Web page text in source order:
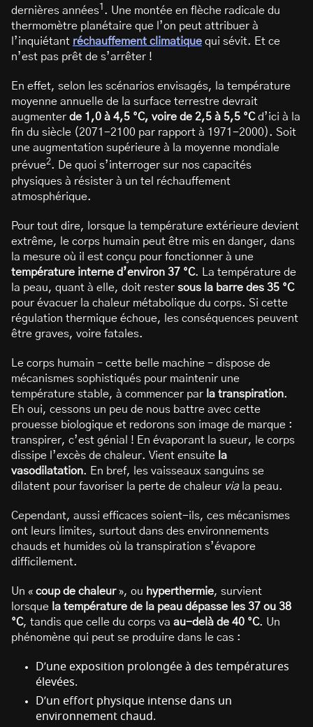
dernières années1 . Une montée en flèche radicale du
thermomètre planétaire que l’on peut attribuer à
l’inquiétant réchauffement climatique qui sévit. Et ce
n’est pas prêt de s’arrêter !
En effet, selon les scénarios envisagés, la température
moyenne annuelle de la surface terrestre devrait
augmenter de 1,0 à 4,5 °C, voire de 2,5 à 5,5 °Cd’ici à la
fin du siècle (2071-2100 par rapport à 1971-2000). Soit
une augmentation supérieure à la moyenne mondiale
prévue2. De quoi s’interroger sur nos capacités
physiques à résister à un tel réchauffement
atmosphérique.
Pour tout dire, lorsque la température extérieure devient
extrême, le corps humain peut être mis en danger, dans
la mesure où il est conçu pour fonctionner à une
température interne d’environ 37 °C. La température de
la peau, quant à elle, doit rester sous la barre des 35 °C
pour évacuer la chaleur métabolique du corps. Si cette
régulation thermique échoue, les conséquences peuvent
être graves, voire fatales.
Le corps humain – cette belle machine – dispose de
mécanismes sophistiqués pour maintenir une
température stable, à commencer par la transpiration.
Eh oui, cessons un peu de nous battre avec cette
prouesse biologique et redorons son image de marque :
transpirer, c’est génial ! En évaporant la sueur, le corps
dissipe l’excès de chaleur. Vient ensuite la
vasodilatation. En bref, les vaisseaux sanguins se
dilatent pour favoriser la perte de chaleur viala peau.
Cependant, aussi efficaces soient-ils, ces mécanismes
ont leurs limites, surtout dans des environnements
chauds et humides où la transpiration s’évapore
difficilement.
Un « coup de chaleur», ou hyperthermie, survient
lorsque la température de la peau dépasse les 37 ou 38
°C, tandis que celle du corps va au-delà de 40 °C. Un
phénomène qui peut se produire dans le cas :
D’une exposition prolongée à des températures
élevées.
D’un effort physique intense dans un
environnement chaud.